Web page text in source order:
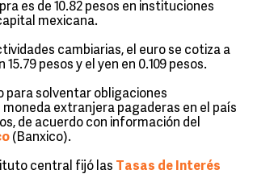
es de 10.82 pesos en instituciones
mexicana.
cambiarias, el euro se cotiza a
15.79 pesos y el yen en 0.109 pesos.
para solventar obligaciones
moneda extranjera pagaderas en el país
de acuerdo con información del
(Banxico).
central fijó las
Tasas de Interés